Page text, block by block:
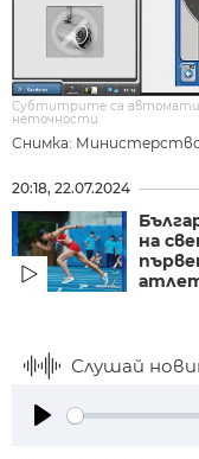
Снимка:
Субтитрите са
неточности.
20:18, 22.07.2024
на
Слушай